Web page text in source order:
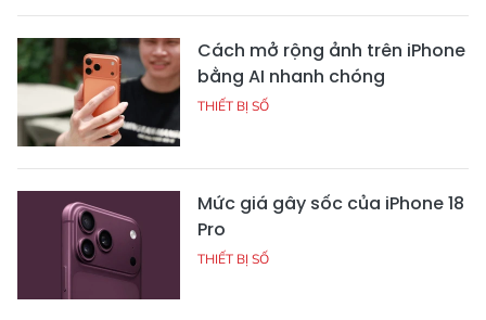
Cách mở rộng ảnh trên iPhone
bằng AI nhanh chóng
THIẾT BỊ SỐ
Mức giá gây sốc của iPhone 18
Pro
THIẾT BỊ SỐ